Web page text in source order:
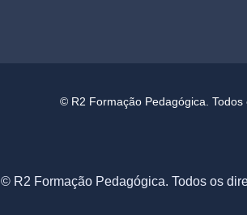
© R2 Formação Pedagógica.
© R2 Formação Pedagógica. Todos os